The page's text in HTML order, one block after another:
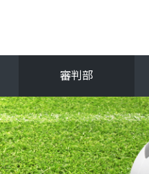
新人大会
審判部